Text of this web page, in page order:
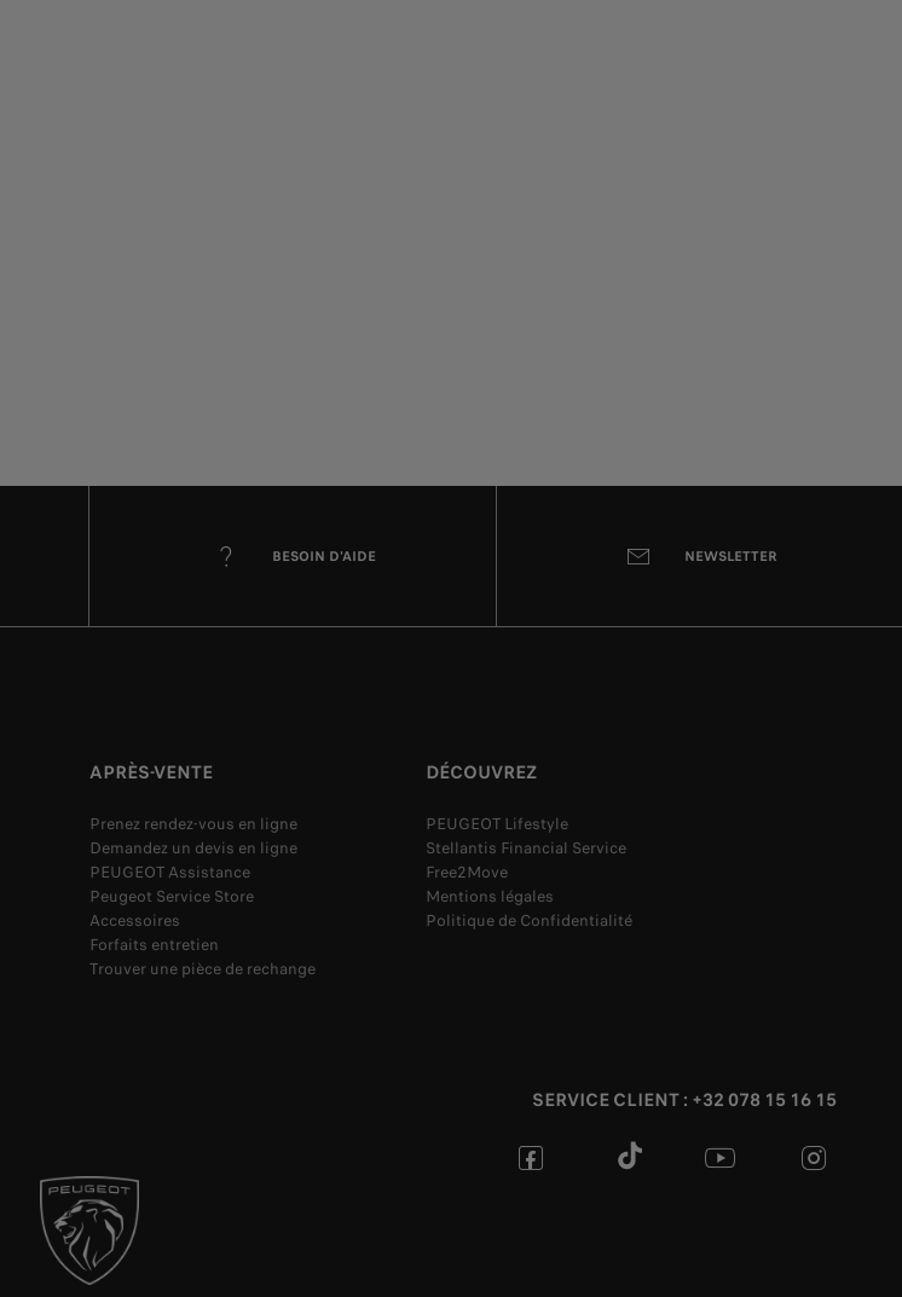
BESOIN D'AIDE NEWSLETTER
APRÈS-VENTE
Prenez rendez-vous en ligne
Demandez un devis en ligne
PEUGEOT Assistance
Peugeot Service Store
Accessoires
Forfaits entretien
Trouver une pièce de rechange
DÉCOUVREZ
PEUGEOT Lifestyle
Stellantis Financial Service
Free2Move
Mentions légales
Politique de Confidentialité
SERVICE CLIENT : +32 078 15 16 15